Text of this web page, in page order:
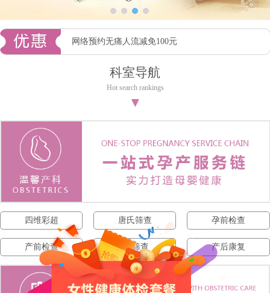
网络预约无痛人流减免100元
科室导航
Hot search rankings
▼
四维彩超 唐氏筛查 孕前检查
产前检查 NT筛查 产后康复